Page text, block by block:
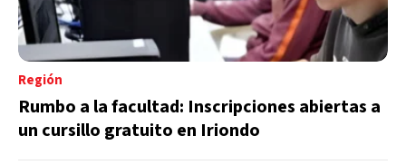
Región
Rumbo a la facultad: Inscripciones abiertas a
un cursillo gratuito en Iriondo